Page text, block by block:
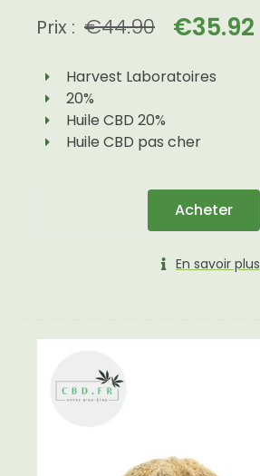
Prix : €44.90 €35.92
Harvest Laboratoires
20%
Huile CBD 20%
Huile CBD pas cher
Acheter
En savoir plus